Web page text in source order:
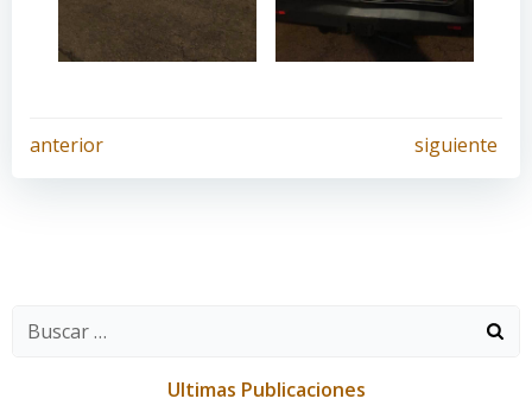
Navegación
entradas
anterior
Navegación
siguiente
Buscar:
Ultimas Publicaciones